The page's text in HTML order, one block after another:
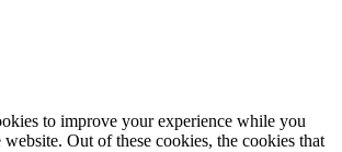
to improve your experience while you
Out of these cookies, the cookies that